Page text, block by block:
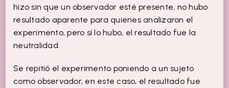
hizo sin que un observador esté presente, no hubo
resultado aparente para quienes analizaron el
experimento, pero sí lo hubo, el resultado fue la
neutralidad.
Se repitió el experimento poniendo a un sujeto
como observador, en este caso, el resultado fue